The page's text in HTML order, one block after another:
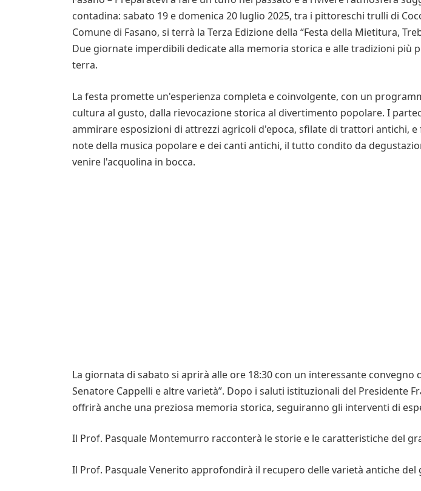
contadina: sabato 19 e domenica 20 luglio 2025, tra i pittoreschi trulli di
Comune di Fasano, si terrà la Terza Edizione della “Festa della Mietitura,
Due giornate imperdibili dedicate alla memoria storica e alle tradizioni più
terra.
La festa promette un'esperienza completa e coinvolgente, con un
cultura al gusto, dalla rievocazione storica al divertimento popolare. I
ammirare esposizioni di attrezzi agricoli d'epoca, sfilate di trattori antichi, e
note della musica popolare e dei canti antichi, il tutto condito da
venire l'acquolina in bocca.
La giornata di sabato si aprirà alle ore 18:30 con un interessante convegno
Senatore Cappelli e altre varietà”. Dopo i saluti istituzionali del Presidente
offrirà anche una preziosa memoria storica, seguiranno gli interventi di
Il Prof. Pasquale Montemurro racconterà le storie e le caratteristiche del
Il Prof. Pasquale Venerito approfondirà il recupero delle varietà antiche del